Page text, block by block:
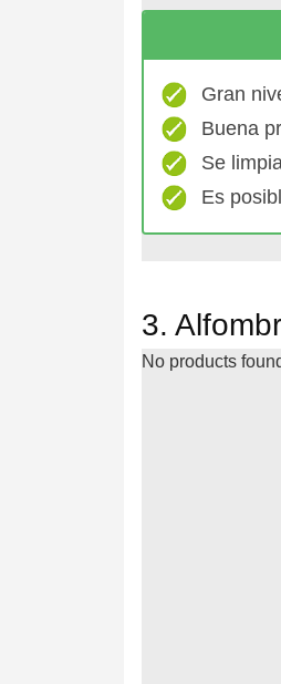
Gran
Buena
Se
Es
3.
No products